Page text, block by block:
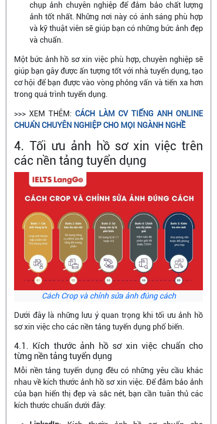
chụp ảnh chuyên nghiệp để đảm bảo chất lượng
ảnh tốt nhất. Những nơi này có ánh sáng phù hợp
và kỹ thuật viên sẽ giúp bạn có những bức ảnh đẹp
và chuẩn.
Một bức ảnh hồ sơ xin việc phù hợp, chuyên nghiệp sẽ
giúp bạn gây được ấn tượng tốt với nhà tuyển dụng, tạo
cơ hội để bạn được vào vòng phỏng vấn và tiến xa hơn
trong quá trình tuyển dụng.
>>> XEM THÊM: CÁCH LÀM CV TIẾNG ANH ONLINE
CHUẨN CHUYÊN NGHIỆP CHO MỌI NGÀNH NGHỀ
4. Tối ưu ảnh hồ sơ xin việc trên
các nền tảng tuyển dụng
Cách Crop và chỉnh sửa ảnh đúng cách
Dưới đây là những lưu ý quan trọng khi tối ưu ảnh hồ
sơ xin việc cho các nền tảng tuyển dụng phổ biến.
4.1. Kích thước ảnh hồ sơ xin việc chuẩn cho
từng nền tảng tuyển dụng
Mỗi nền tảng tuyển dụng đều có những yêu cầu khác
nhau về kích thước ảnh hồ sơ xin việc. Để đảm bảo ảnh
của bạn hiển thị đẹp và sắc nét, bạn cần tuân thủ các
kích thước chuẩn dưới đây: